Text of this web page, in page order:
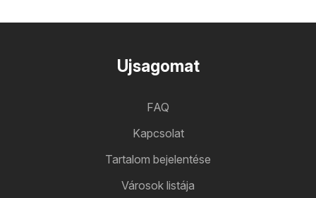
Ujsagomat
FAQ
Kapcsolat
Tartalom bejelentése
Városok listája